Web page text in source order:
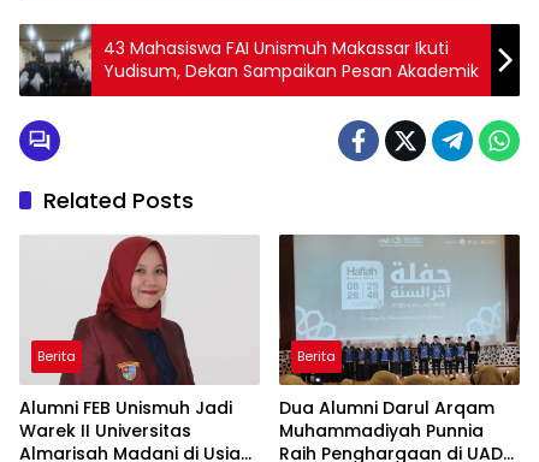
43 Mahasiswa FAI Unismuh Makassar Ikuti
Yudisum, Dekan Sampaikan Pesan Akademik
Related Posts
Berita
Alumni FEB Unismuh Jadi
Warek II Universitas
Almarisah Madani di Usia
Berita
Dua Alumni Darul Arqam
Muhammadiyah Punnia
Raih Penghargaan di UAD